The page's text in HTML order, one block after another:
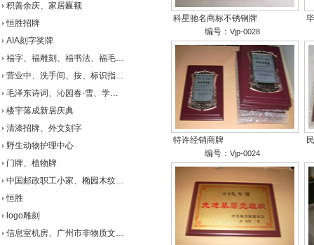
积善余庆、家居匾额
恒胜招牌
AIA刻字奖牌
福字、福雕刻、福书法、福毛…
营业中、洗手间、按、标识指…
毛泽东诗词、沁园春·雪、学…
楼宇落成新居庆典
清漆招牌、外文刻字
野生动物护理中心
门牌、植物牌
中国邮政职工小家、椭园木纹…
恒胜
logo雕刻
信息室机房、广州市非物质文…
科星驰名商标不锈钢牌
编号： Vjp-0028
特许经销商牌
编号： Vjp-0024